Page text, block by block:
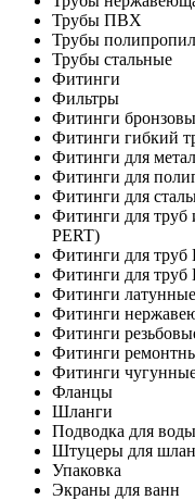
Трубы ПВХ
Трубы
Трубы стальные
Фитинги
Фильтры
Фитинги
Фитинги гибкий
Фитинги для
Фитинги для
Фитинги для
Фитинги для труб
PERT)
Фитинги для
Фитинги для
Фитинги латунные
Фитинги
Фитинги
Фитинги
Фитинги
Фланцы
Шланги
Подводка для воды
Штуцеры для
Упаковка
Экраны для ванн